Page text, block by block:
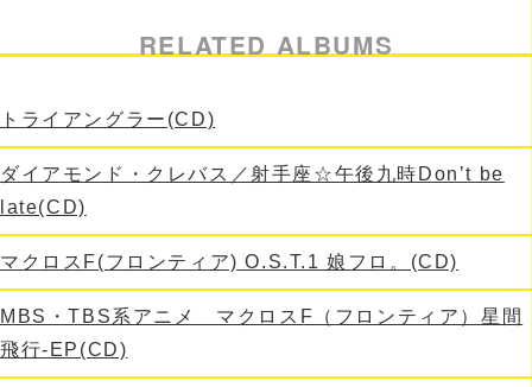
RELATED ALBUMS
トライアングラー(CD)
ダイアモンド・クレバス／射手座☆午後九時Don’t be
late(CD)
マクロスF(フロンティア) O.S.T.1 娘フロ。(CD)
MBS・TBS系アニメ マクロスF（フロンティア）星間
飛行-EP(CD)